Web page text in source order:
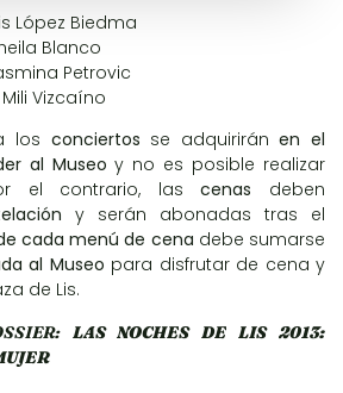
López Biedma
Blanco
Petrovic
Mili Vizcaíno
los conciertos se adquiriránen el
al Museo y no es posible realizar
el contrario, lascenas deben
y serán abonadas tras el
cada menú de cena debe sumarse
al Museo para disfrutar de cena y
de Lis.
LAS NOCHES DE LIS 2013: